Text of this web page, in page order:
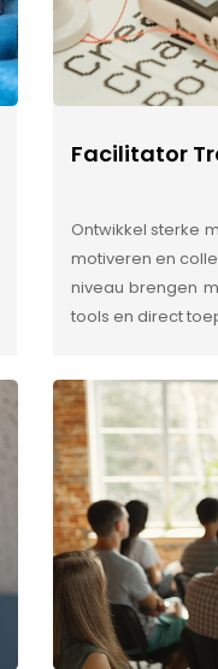
Facilitator
Ontwikkel sterke
motiveren en
niveau brengen
tools en direct